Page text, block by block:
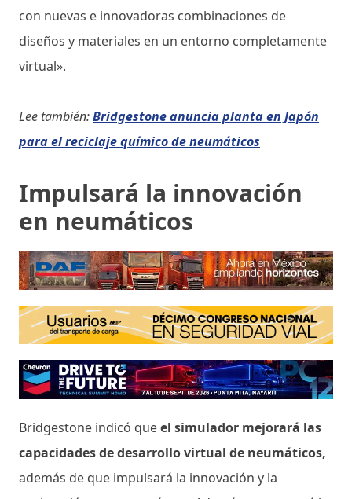
con nuevas e innovadoras combinaciones de
diseños y materiales en un entorno completamente
virtual».
Lee también:Bridgestone anuncia planta en Japón
para el reciclaje químico de neumáticos
Impulsará la innovación
en neumáticos
Bridgestone indicó queel simulador mejorará las
capacidades de desarrollo virtual de neumáticos,
además de que impulsará la innovación y la